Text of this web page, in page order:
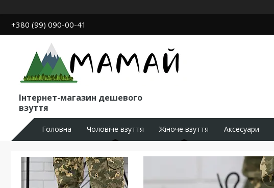
+380 (99) 090-00-41
Інтернет-магазин дешевого
взуття
Головна Чоловіче взуття Жіноче взуття Аксесуари